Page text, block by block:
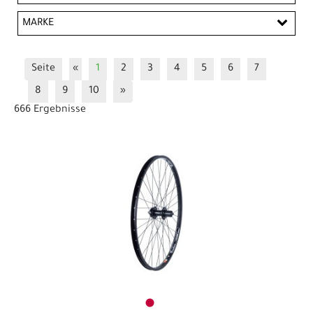
MARKE
Laufradsatz - MTB/Trekking
Seite « 1 2 3 4 5 6
7
8
9 10
»
666 Ergebnisse